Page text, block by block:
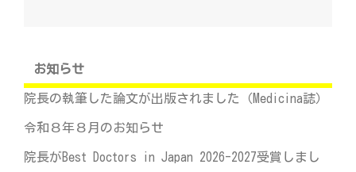
お知らせ
院長の執筆した論文が出版されました（Medicina誌）
令和８年８月のお知らせ
院長がBest Doctors in Japan 2026-2027受賞しまし